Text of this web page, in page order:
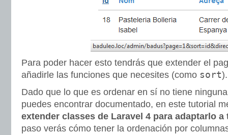
Para poder hacer esto tendrás que extender el
añadirle las funciones que necesites (como sort).
Dado que lo que es ordenar en sí no tiene
puedes encontrar documentado, en este tutorial
extender classes de Laravel 4 para adaptarlo a
paso verás cómo tener la ordenación por